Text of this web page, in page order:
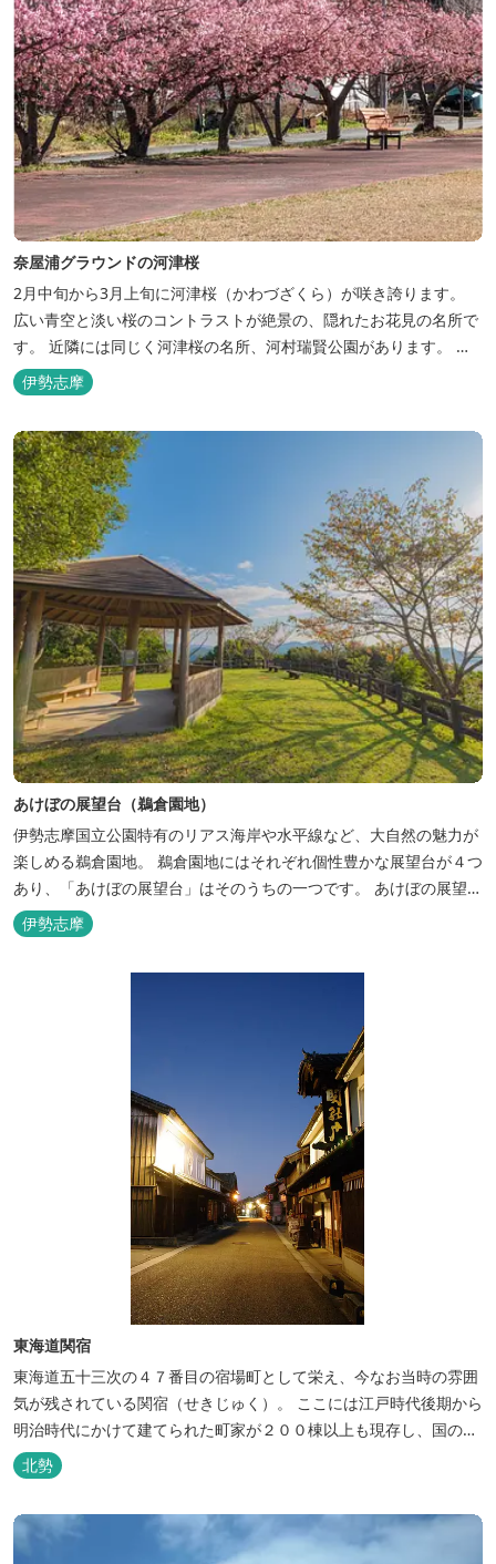
奈屋浦グラウンドの河津桜
2月中旬から3月上旬に河津桜（かわづざくら）が咲き誇ります。
広い青空と淡い桜のコントラストが絶景の、隠れたお花見の名所で
す。 近隣には同じく河津桜の名所、河村瑞賢公園があります。 郷
土の歴史資料が展示されている、入館無料の東宮資料保存館もおす
すめです。 ☆最新の開花状況は町公式インスタグラムのストーリ
ーズ・ハイライトをご確認ください https://www.instagr...
伊勢志摩
あけぼの展望台（鵜倉園地）
伊勢志摩国立公園特有のリアス海岸や水平線など、大自然の魅力が
楽しめる鵜倉園地。 鵜倉園地にはそれぞれ個性豊かな展望台が４つ
あり、「あけぼの展望台」はそのうちの一つです。 あけぼの展望台
からは贄湾や山並みなどの壮大な自然的景観のほか、南島大橋と阿
曽浦大橋の親子大橋が望めます。 東屋もありベンチで一休みするこ
とも。 展望台へ続く道は遮...
伊勢志摩
東海道関宿
東海道五十三次の４７番目の宿場町として栄え、今なお当時の雰囲
気が残されている関宿（せきじゅく）。 ここには江戸時代後期から
明治時代にかけて建てられた町家が２００棟以上も現存し、国の重
要伝統的建造物群保存地区（昭和５９年選定）や日本の道百選（昭
和６１年選定）に選定され、見どころがいっぱい。 最近では、イン
スタ映えするフォトジェニックスポットとしても人気です。 ゆった
りとした「まち歩き」を...
北勢